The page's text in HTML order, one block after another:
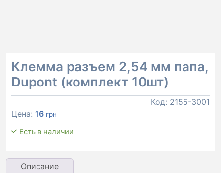
Клемма разъем 2,54 мм папа,
Dupont (комплект 10шт)
Код: 2155-3001
Цена:16 грн
Есть в наличии
Описание